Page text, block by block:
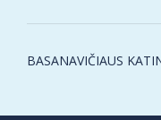
Post
BASANAVIČIAUS